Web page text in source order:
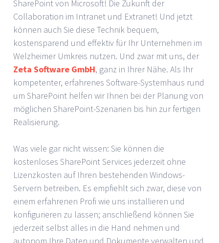
SharePoint von Microsoft! Die Zukunft der
Collaboration im Intranet und Extranet! Und jetzt
können auch Sie diese Technik bequem,
kostensparend und effektiv für Ihr Unternehmen im
Welzheimer Umkreis nutzen. Und zwar mit uns, der
Zeta Software GmbH, ganz in Ihrer Nähe. Als Ihr
kompetenter, erfahrenes Software-Systemhaus rund
um SharePoint helfen wir Ihnen bei der Planung von
möglichen SharePoint-Szenarien bis hin zur fertigen
Realisierung.
Was viele gar nicht wissen: Sie können die
kostenloses SharePoint Services jederzeit ohne
Lizenzkosten auf Ihren bestehenden Windows-
Servern betreiben. Es empfiehlt sich zwar, diese von
einem erfahrenen Profi wie uns installieren und
konfigurieren zu lassen; anschließend können Sie
jederzeit selbst alles in die Hand nehmen und
autonom Ihre Daten und Dokumente verwalten und